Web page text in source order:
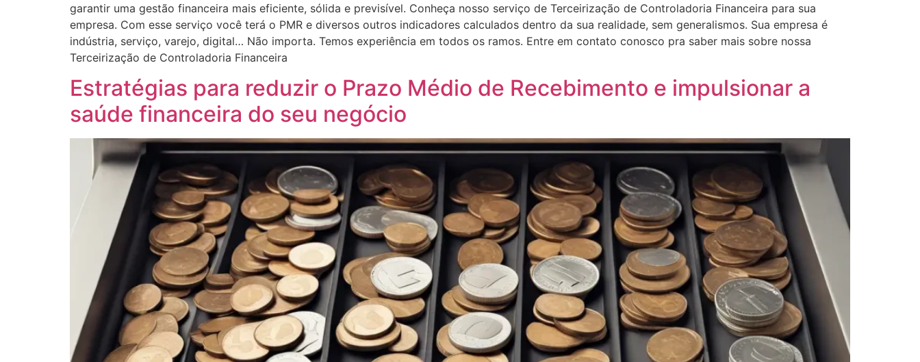
garantir uma gestão financeira mais eficiente, sólida e previsível. Conheça nosso serviço de Terceirização de Controladoria Financeira para sua
empresa. Com esse serviço você terá o PMR e diversos outros indicadores calculados dentro da sua realidade, sem generalismos. Sua empresa é
indústria, serviço, varejo, digital… Não importa. Temos experiência em todos os ramos. Entre em contato conosco pra saber mais sobre nossa
Terceirização de Controladoria Financeira
Estratégias para reduzir o Prazo Médio de Recebimento e impulsionar a
saúde financeira do seu negócio